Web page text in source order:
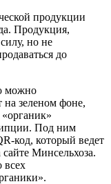
продукции
Продукция,
но не
до
можно
на зеленом фоне,
Под ним
код, который ведет
Минсельхоза.
всех